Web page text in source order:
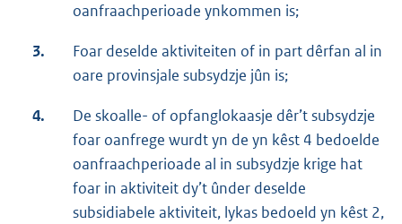
oanfraachperioade ynkommen is;
3.
Foar deselde aktiviteiten of in part dêrfan al in
oare provinsjale subsydzje jûn is;
4.
De skoalle- of opfanglokaasje dêr’t subsydzje
foar oanfrege wurdt yn de yn kêst 4 bedoelde
oanfraachperioade al in subsydzje krige hat
foar in aktiviteit dy’t ûnder deselde
subsidiabele aktiviteit, lykas bedoeld yn kêst 2,